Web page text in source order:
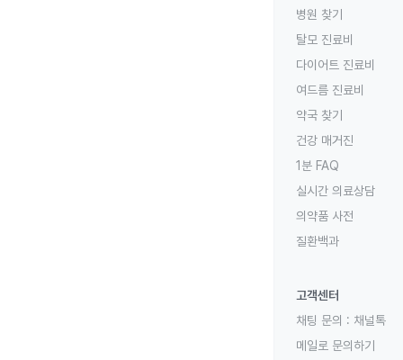
병원 찾기
탈모 진료비
다이어트 진료비
여드름 진료비
약국 찾기
건강 매거진
1분 FAQ
실시간 의료상담
의약품 사전
질환백과
고객센터
채팅 문의 : 채널톡
메일로 문의하기